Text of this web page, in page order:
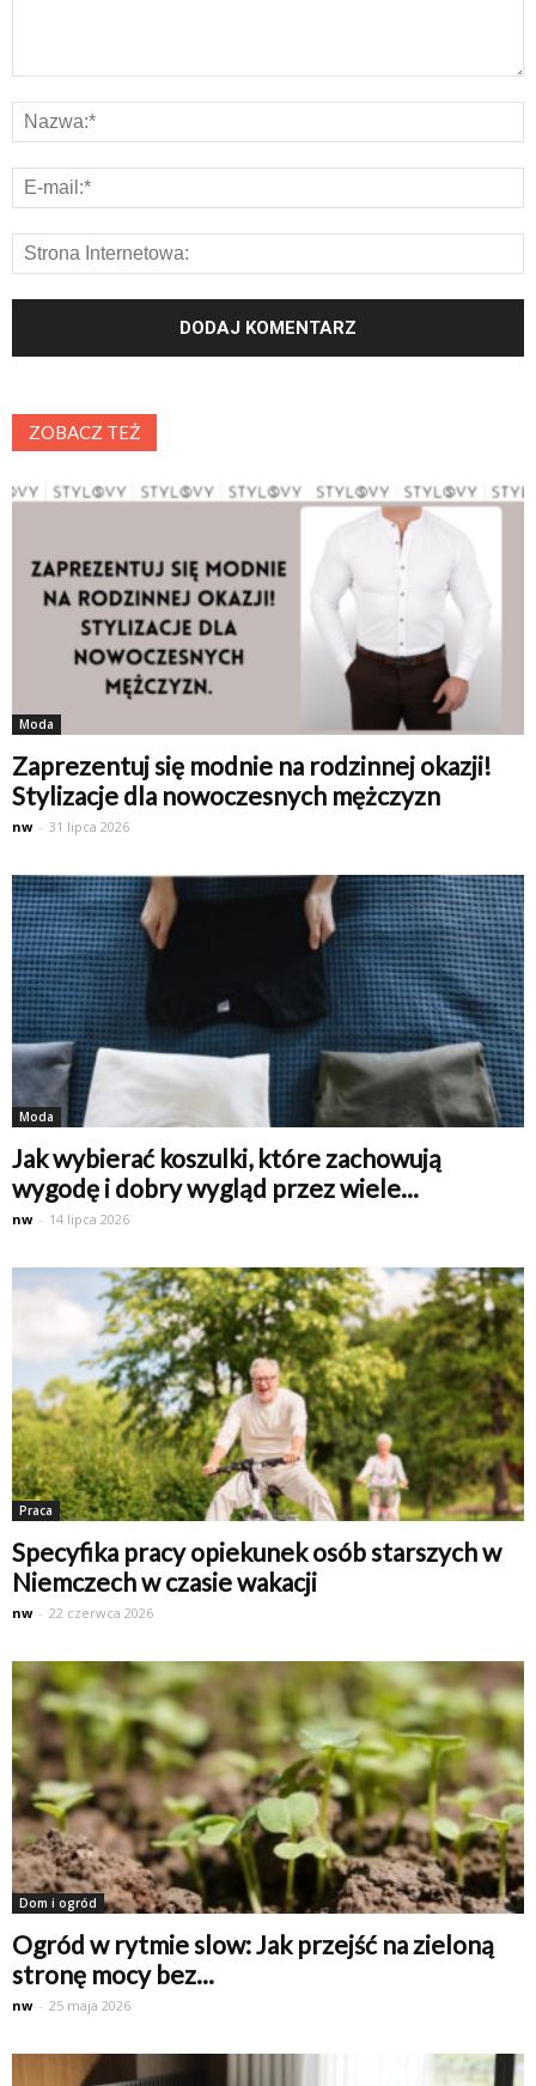
ZOBACZ TEŻ
Moda
Zaprezentuj się modnie na rodzinnej okazji!
Stylizacje dla nowoczesnych mężczyzn
nw - 31 lipca 2026
Moda
Jak wybierać koszulki, które zachowują
wygodę i dobry wygląd przez wiele...
nw - 14 lipca 2026
Praca
Specyfika pracy opiekunek osób starszych w
Niemczech w czasie wakacji
nw - 22 czerwca 2026
Dom i ogród
Ogród w rytmie slow: Jak przejść na zieloną
stronę mocy bez...
nw - 25 maja 2026